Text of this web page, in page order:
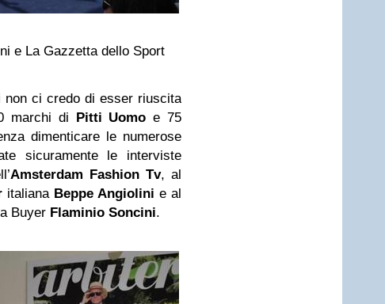
e La Gazzetta dello Sport
non ci credo di esser riuscita
marchi di Pitti Uomo e 75
dimenticare le numerose
sicuramente le interviste
Amsterdam Fashion Tv, al
italiana Beppe Angiolini e al
Buyer Flaminio Soncini.